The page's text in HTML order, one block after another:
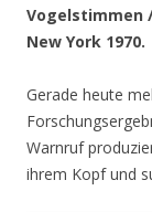
Vogelstimmen
New York 1970.
Gerade heute
Warnruf
ihrem Kopf und